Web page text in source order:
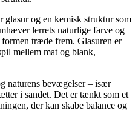
glasur og en kemisk struktur som
lerrets naturlige farve og
træde frem. Glasuren er
mellem mat og blank,
naturens bevægelser – især
i sandet. Det er tænkt som et
der kan skabe balance og